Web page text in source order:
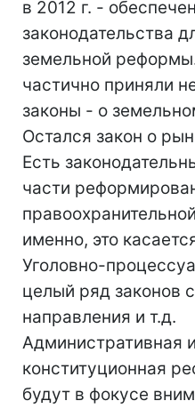
в 2012 г. -
законодательства
земельной
частично приняли
законы - о
Остался закон о
Есть
части
именно, это
Уголовно-
целый ряд законов
направления и т.д.
Административная и
конституционная
будут в фокусе